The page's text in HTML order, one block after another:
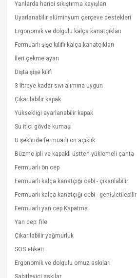
Yanlarda harici sıkıştırma kayışları
Uyarlanabilir alüminyum çerçeve destekleri
Ergonomik ve dolgulu kalça kanatçıkları
Fermuarlı şişe kılıflı kalça kanatçıkları
İleri çekme ayarı
Dışta şişe kılıfı
3 litreye kadar sıvı alımına uygun
Çıkarılabilir kapak
Yüksekliği ayarlanabilir kapak
Su itici gövde kumaşı
U şeklinde fermuarlı ön açıklık
Büzme ipli ve kapaklı üstten yüklemeli çanta
Fermuarlı ön cep
Fermuarlı kalça kanatçığı cebi - çıkarılabilir
Fermuarlı kalça kanatçığı cebi - genişletilebilir
Fermuarlı yan cep Kapatma
Yan cep: file
Çıkarılabilir yağmurluk
SOS etiketi
Ergonomik ve dolgulu omuz askıları
Sabitleyici askılar